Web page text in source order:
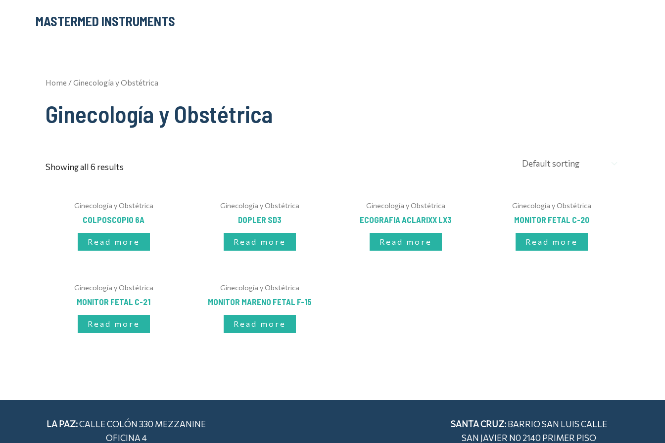
MASTERMED INSTRUMENTS
Home / Ginecología y Obstétrica
Ginecología y Obstétrica
Showing all 6 results
Ginecología y Obstétrica
COLPOSCOPIO 6A
Read more
Ginecología y Obstétrica
DOPLER SD3
Read more
Ginecología y Obstétrica
ECOGRAFIA ACLARIXX LX3
Read more
Ginecología y Obstétrica
MONITOR FETAL C-20
Read more
Ginecología y Obstétrica
MONITOR FETAL C-21
Read more
Ginecología y Obstétrica
MONITOR MARENO FETAL F-15
Read more
LA PAZ:CALLE COLÓN 330 MEZZANINE
OFICINA 4
SANTA CRUZ:BARRIO SAN LUIS CALLE
SAN JAVIER N0 2140 PRIMER PISO